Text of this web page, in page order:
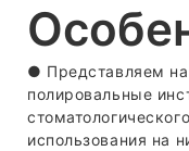
● Представляем
полировальные
использования на